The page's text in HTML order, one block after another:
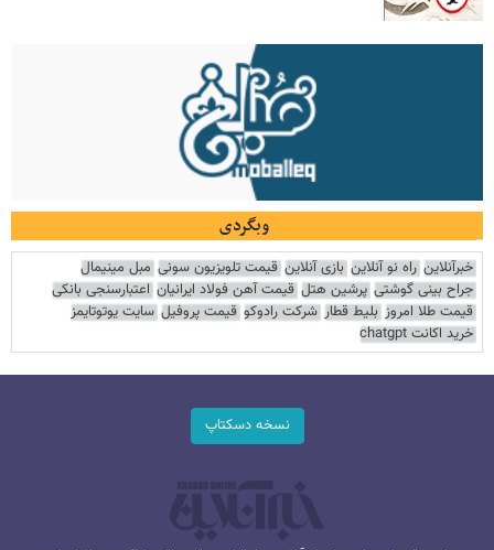
وبگردی
خبرآنلاین راه نو آنلاین بازی آنلاین قیمت تلویزیون سونی مبل مینیمال
جراح بینی گوشتی پرشین هتل قیمت آهن فولاد ایرانیان اعتبارسنجی بانکی
قیمت طلا امروز بلیط قطار شرکت رادوکو قیمت پروفیل سایت یوتوتایمز
خرید اکانت chatgpt
نسخه دسکتاپ